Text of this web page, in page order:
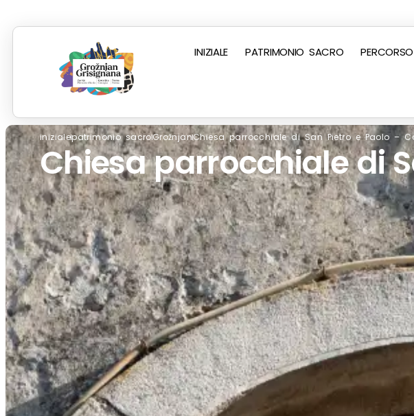
INIZIALE PATRIMONIO SACRO
inizialepatrimonio sacroGrožnjanChiesa parrocchiale di San Pietro e Paolo –
Chiesa parrocchiale di